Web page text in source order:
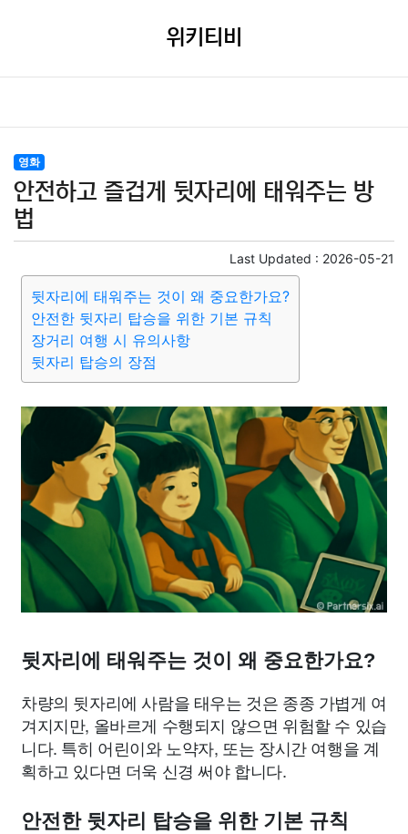
위키티비
영화
안전하고 즐겁게 뒷자리에 태워주는 방
법
Last Updated : 2026-05-21
뒷자리에 태워주는 것이 왜 중요한가요?
안전한 뒷자리 탑승을 위한 기본 규칙
장거리 여행 시 유의사항
뒷자리 탑승의 장점
뒷자리에 태워주는 것이 왜 중요한가요?
차량의 뒷자리에 사람을 태우는 것은 종종 가볍게 여
겨지지만, 올바르게 수행되지 않으면 위험할 수 있습
니다. 특히 어린이와 노약자, 또는 장시간 여행을 계
획하고 있다면 더욱 신경 써야 합니다.
안전한 뒷자리 탑승을 위한 기본 규칙